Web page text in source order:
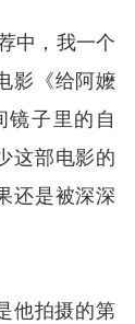
中，我一个
影《给阿嬤
镜子里的自
这部电影的
还是被深深
他拍摄的第